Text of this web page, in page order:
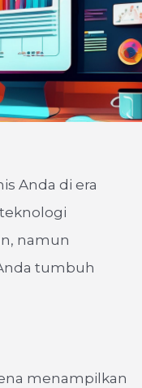
Anda di era
namun
tumbuh
menampilkan